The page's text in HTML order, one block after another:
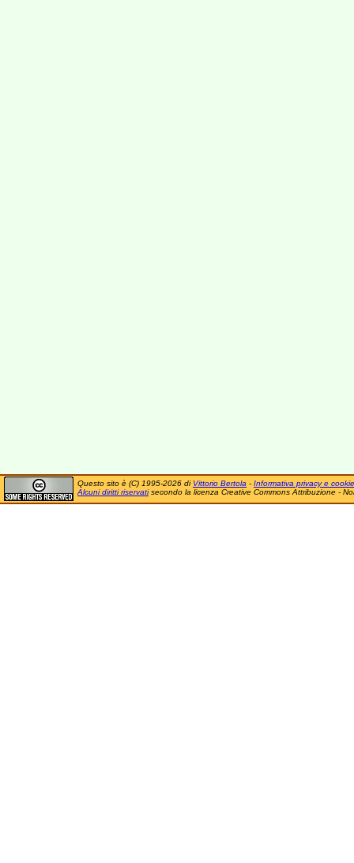
Questo sito è (C) 1995-2026 di Vittorio Bertola - Informativa privacy e cookie
Alcuni diritti riservatisecondo la licenza Creative Commons Attribuzione -